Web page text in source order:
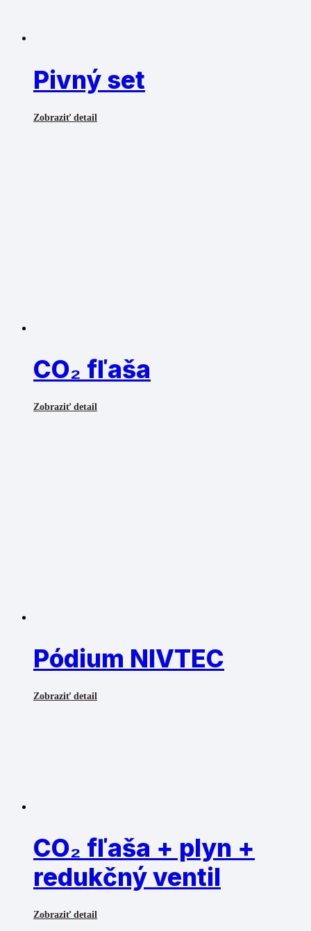
Pivný set
Zobraziť detail
CO₂ fľaša
Zobraziť detail
Pódium NIVTEC
Zobraziť detail
CO₂ fľaša + plyn +
redukčný ventil
Zobraziť detail